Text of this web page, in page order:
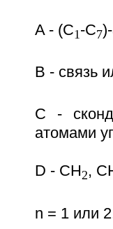
A - (С1-С7
B - связь
С -
атомами
D - CH2,
n = 1 или